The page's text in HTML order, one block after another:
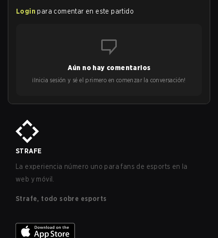
Login para comentar en este partido
Aún no hay comentarios
¡Inicia sesión y sé el primero en comenzar la conversación!
STRAFE
La experiencia número uno para fans de esports en la
web y móvil.
Strafe, todo sobre esports